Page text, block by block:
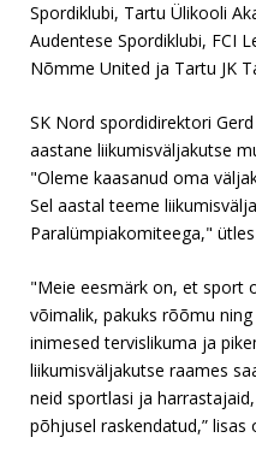
Spordiklubi, Tartu Ülikooli
Audentese Spordiklubi, FCI
Nõmme United ja Tartu JK
SK Nord spordidirektori
aastane liikumisväljakutse
"Oleme kaasanud oma
Sel aastal teeme
Paralümpiakomiteega,"
"Meie eesmärk on, et sport
võimalik, pakuks rõõmu
inimesed tervislikuma ja
liikumisväljakutse raames
neid sportlasi ja
põhjusel raskendatud,” lisas